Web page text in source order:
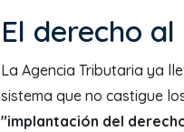
El derecho
La Agencia Tributaria ya
sistema que no castigue
"implantación del